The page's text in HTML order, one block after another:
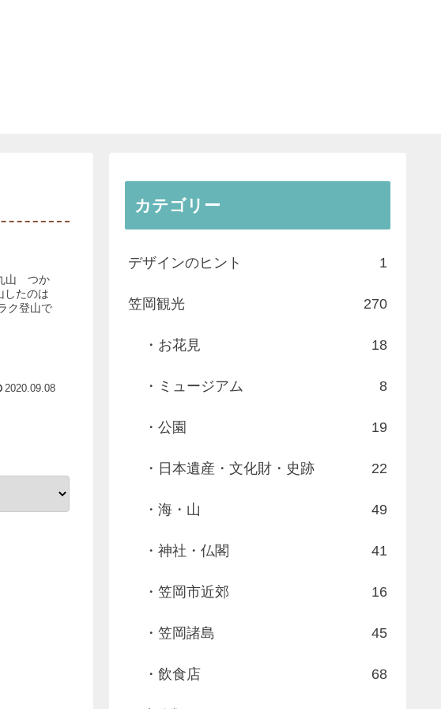
山 つか
たのは
ク登山で
2020.09.08
カテゴリー
デザインのヒント 1
笠岡観光 270
・お花見 18
・ミュージアム 8
・公園 19
・日本遺産・文化財・史跡 22
・海・山 49
・神社・仏閣 41
・笠岡市近郊 16
・笠岡諸島 45
・飲食店 68